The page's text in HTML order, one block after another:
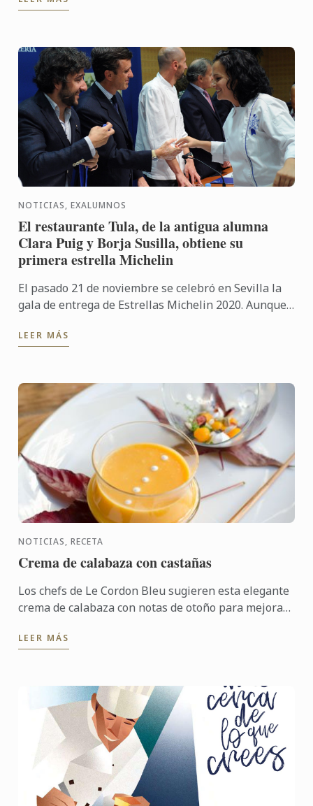
NOTICIAS, EXALUMNOS
El restaurante Tula, de la antigua alumna
Clara Puig y Borja Susilla, obtiene su
primera estrella Michelin
El pasado 21 de noviembre se celebró en Sevilla la
gala de entrega de Estrellas Michelin 2020. Aunque
gastronomía cada ...
LEER MÁS
NOTICIAS, RECETA
Crema de calabaza con castañas
Los chefs de Le Cordon Bleu sugieren esta elegante
crema de calabaza con notas de otoño para mejorar
LEER MÁS